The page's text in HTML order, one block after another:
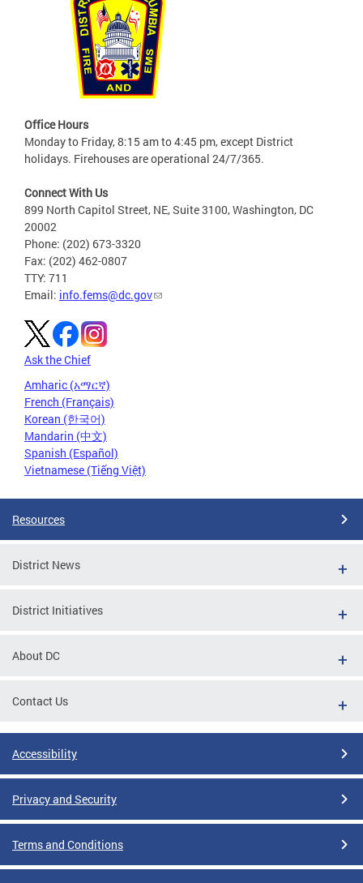
Office Hours
Monday to Friday, 8:15 am to 4:45 pm, except District
holidays. Firehouses are operational 24/7/365.
Connect With Us
899 North Capitol Street, NE, Suite 3100, Washington, DC
20002
Phone: (202) 673-3320
Fax: (202) 462-0807
TTY: 711
Email: info.fems@dc.gov
Ask the Chief
Amharic (አማርኛ)
French (Français)
Korean (한국어)
Mandarin (中文)
Spanish (Español)
Vietnamese (Tiếng Việt)
Resources
District News
District Initiatives
About DC
Contact Us
Accessibility
Privacy and Security
Terms and Conditions